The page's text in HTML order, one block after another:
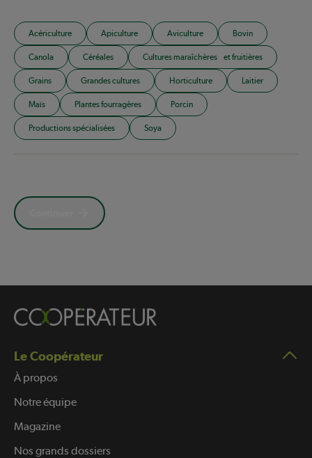
Acériculture Apiculture Aviculture Bovin
Canola Céréales Cultures maraîchères et fruitières
Grains Grandes cultures Horticulture Laitier
Maïs Plantes fourragères Porcin
Productions spécialisées Soya
Le Coopérateur
À propos
Notre équipe
Magazine
Nos grands dossiers